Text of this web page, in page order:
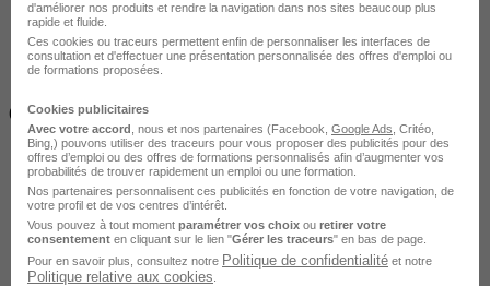
(14h)
d'améliorer nos produits et rendre la navigation dans nos sites beaucoup plus
rapide et fluide.
Ces cookies ou traceurs permettent enfin de personnaliser les interfaces de
consultation et d'effectuer une présentation personnalisée des offres d'emploi ou
de formations proposées.
Cookies publicitaires
Avec votre accord , nous et nos partenaires (Facebook, Google Ads , Critéo,
Bing,) pouvons utiliser des traceurs pour vous proposer des publicités pour des
offres d’emploi ou des offres de formations personnalisés afin d’augmenter vos
probabilités de trouver rapidement un emploi ou une formation.
Nos partenaires personnalisent ces publicités en fonction de votre navigation, de
votre profil et de vos centres d’intérêt.
Vous pouvez à tout moment paramétrer vos choix ou retirer votre
consentement en cliquant sur le lien "Gérer les traceurs" en bas de page.
Pour en savoir plus, consultez notre Politique de confidentialité et notre
Politique relative aux cookies